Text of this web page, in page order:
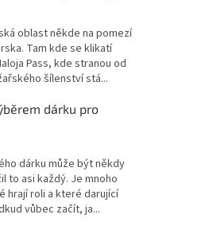
oblast někde na pomezí
Tam kde se klikatí
Pass, kde stranou od
šílenství stá...
dárku pro
dárku může být někdy
to asi každý. Je mnoho
hrají roli a které darující
vůbec začít, ja...